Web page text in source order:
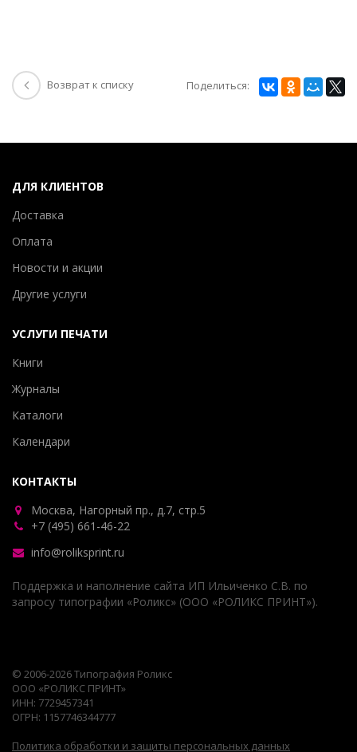
Возврат к списку Поделиться:
ДЛЯ КЛИЕНТОВ
Доставка
Оплата
Новости и акции
Другие услуги
УСЛУГИ ПЕЧАТИ
Книги
Журналы
Каталоги
Календари
КОНТАКТЫ
Москва, Нагорный пр., д.7, стр.5
+7 (495) 661-46-22
info@roliksprint.ru
Поддержка и наполнение сайта ИП Ильиченко С.В. по
запросу типографии «Роликс» (ООО «РОЛИКС ПРИНТ»).
© 2006-2026 Типография Роликс
ООО «РОЛИКС ПРИНТ»
ИНН: 7729457341
ОГРН: 1157746344777
Политика обработки и защиты персональных данных